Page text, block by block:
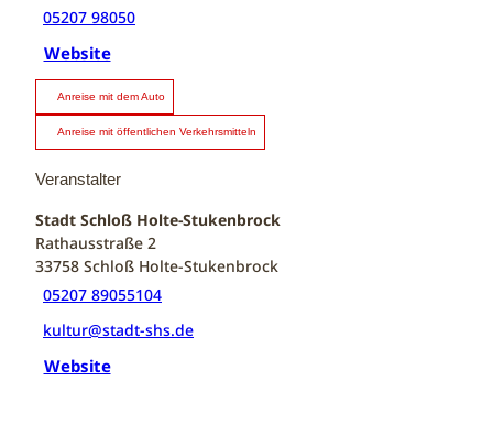
05207 98050
Website
Anreise mit dem Auto
Anreise mit öffentlichen Verkehrsmitteln
Veranstalter
Stadt Schloß Holte-Stukenbrock
Rathausstraße 2
33758 Schloß Holte-Stukenbrock
05207 89055104
kultur@stadt-shs.de
Website